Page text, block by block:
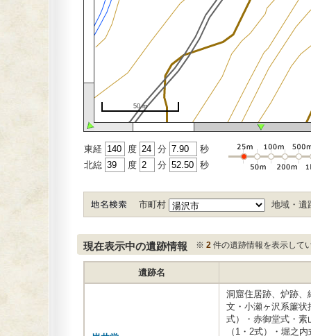
50 m
東経 度 分
秒
北緿
度 分 秒
市町村 地域・遺
現在表示中の遺跡情報 ※ 2 件の遺跡情報を表示して
遺跡名
洞窟住居跡、炉跡、
文・小瀬ヶ沢系簾状
式）・赤御堂式・
（1・2式）・堀之